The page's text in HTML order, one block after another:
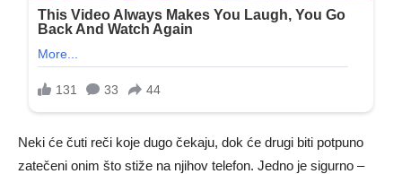
Neki će čuti reči koje dugo čekaju, dok će drugi biti potpuno
zatečeni onim što stiže na njihov telefon. Jedno je sigurno –